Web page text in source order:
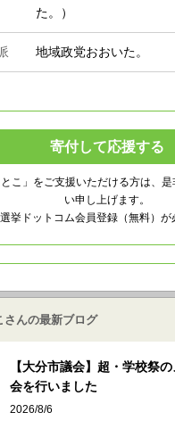
た。）
地域政党おおいた。
寄付して応援する
とこ」をご支援いただける方は、
い申し上げます。
挙ドットコム会員登録（無料）が
さんの最新ブログ
【大分市議会】超・学校祭
会を行いました
2026/8/6